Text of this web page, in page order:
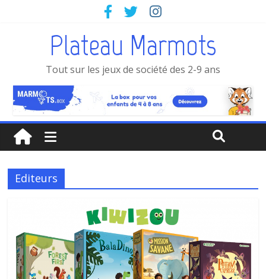
Plateau Marmots
Tout sur les jeux de société des 2-9 ans
Editeurs